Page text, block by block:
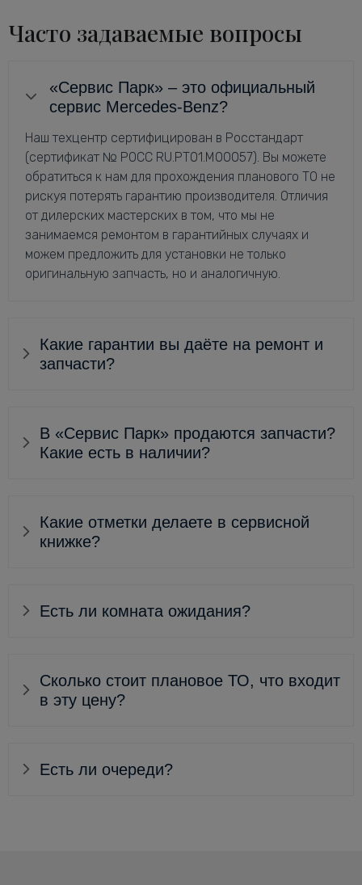
Часто задаваемые вопросы
«Сервис Парк» – это официальный
сервис Mercedes-Benz?
Наш техцентр сертифицирован в Росстандарт
(сертификат № РОСС RU.РТ01.М00057). Вы можете
обратиться к нам для прохождения планового ТО не
рискуя потерять гарантию производителя. Отличия
от дилерских мастерских в том, что мы не
занимаемся ремонтом в гарантийных случаях и
можем предложить для установки не только
оригинальную запчасть, но и аналогичную.
Какие гарантии вы даёте на ремонт и
запчасти?
В «Сервис Парк» продаются запчасти?
Какие есть в наличии?
Какие отметки делаете в сервисной
книжке?
Есть ли комната ожидания?
Сколько стоит плановое ТО, что входит
в эту цену?
Есть ли очереди?